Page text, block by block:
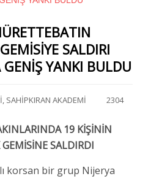
SALDIRI
YANKI BULDU
, SAHİPKIRAN AKADEMİ 2304
19 KİŞİNİN
SALDIRDI
korsan bir grup Nijerya